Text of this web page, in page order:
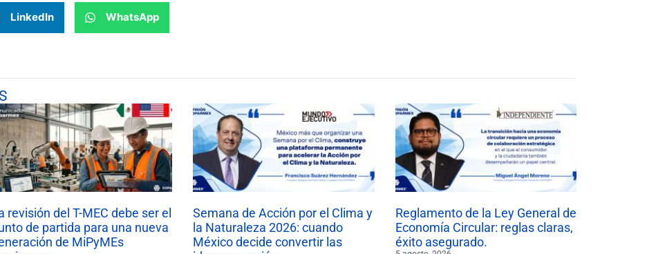
LinkedIn WhatsApp
revisión del T-MEC debe ser el
de partida para una nueva
de MiPyMEs
Semana de Acción por el Clima y
la Naturaleza 2026: cuando
México decide convertir las
Reglamento de la Ley General de
Economía Circular: reglas claras,
éxito asegurado.